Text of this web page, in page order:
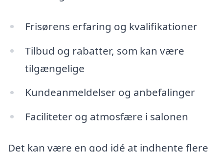
Frisørens erfaring og kvalifikationer
Tilbud og rabatter, som kan være
tilgængelige
Kundeanmeldelser og anbefalinger
Faciliteter og atmosfære i salonen
Det kan være en god idé at indhente flere